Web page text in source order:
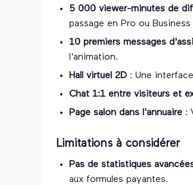
5 000 viewer-minutes de
passage en Pro ou
10 premiers messages
l'animation.
Hall virtuel 2D : Une
Chat 1:1 entre visiteurs et
Page salon dans l'annuaire :
Limitations à considérer
Pas de statistiques
aux formules payantes.